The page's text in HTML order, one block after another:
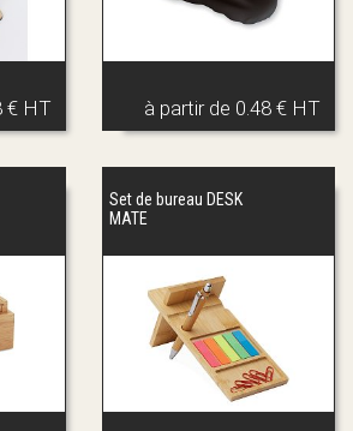
€ HT à partir de 0.48 € HT
Set de bureau DESK
MATE